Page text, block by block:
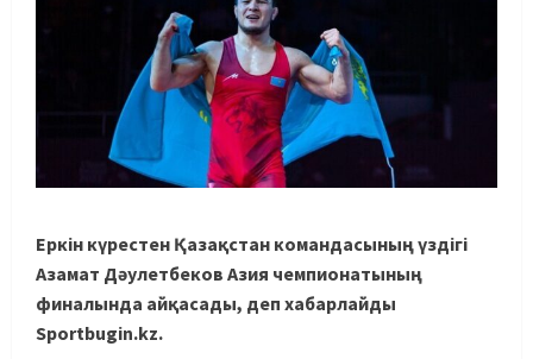
Еркін күрестен Қазақстан командасының үздігі
Азамат Дәулетбеков Азия чемпионатының
финалында айқасады, деп хабарлайды
Sportbugin.kz.